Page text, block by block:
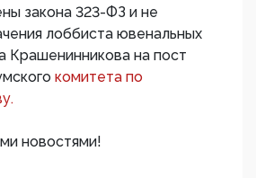
закона 323-ФЗ и не
лоббиста ювенальных
Крашенинникова на пост
комитета по
новостями!